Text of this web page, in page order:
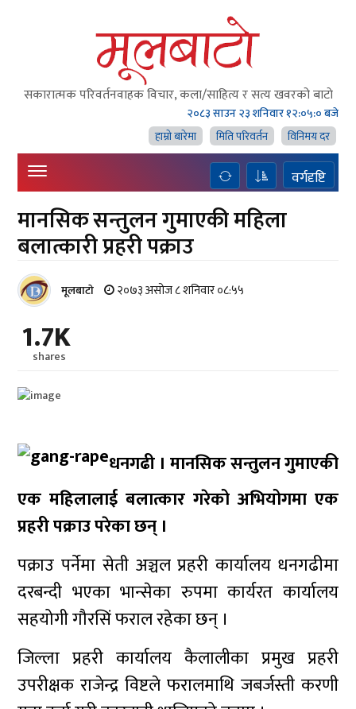
सकारात्मक परिवर्तनवाहक विचार, कला/साहित्य र सत्य खवरको बाटाे
२०८३ साउन २३ शनिवार१२:०५:०१ बजे
हाम्राे बारेमा
मिति परिवर्तन विनिमय दर
वर्गदृष्टि
मानसिक सन्तुलन गुमाएकी महिला
बलात्कारी प्रहरी पक्राउ
मूलबाटाे २०७३ असोज ८ शनिवार ०८:५५
1.7K
shares
धनगढी । मानसिक सन्तुलन गुमाएकी
एक महिलालाई बलात्कार गरेको अभियोगमा एक
प्रहरी पक्राउ परेका छन् ।
पक्राउ पर्नेमा सेती अञ्चल प्रहरी कार्यालय धनगढीमा
दरबन्दी भएका भान्सेका रुपमा कार्यरत कार्यालय
सहयोगी गौरसिं फराल रहेका छन् ।
जिल्ला प्रहरी कार्यालय कैलालीका प्रमुख प्रहरी
उपरीक्षक राजेन्द्र विष्टले फरालमाथि जबर्जस्ती करणी